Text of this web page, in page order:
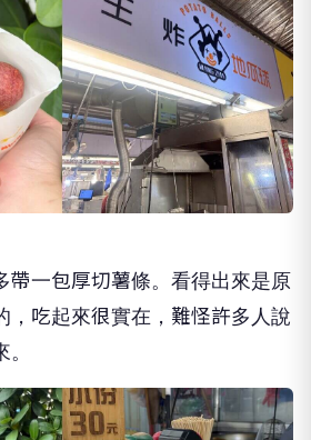
帶一包厚切薯條。看得出來是原
，吃起來很實在，難怪許多人說